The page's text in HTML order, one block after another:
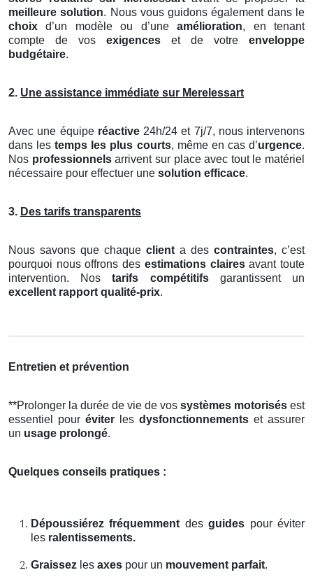
meilleure solution. Nous vous guidons également dans le
choix d’un modèle ou d’uneamélioration, en tenant
compte de vos exigences et de votre enveloppe
budgétaire.
2. Une assistance immédiate sur Merelessart
Avec une équipe réactive24h/24 et 7j/7, nous intervenons
dans lestemps les plus courts, même en cas d’urgence.
Nos professionnelsarrivent sur place avec tout le matériel
nécessaire pour effectuer une solution efficace.
3. Des tarifs transparents
Nous savons que chaque client a des contraintes, c’est
pourquoi nous offrons des estimations clairesavant toute
intervention. Nostarifs compétitifsgarantissent un
excellent rapport qualité-prix.
Entretien et prévention
**Prolonger la durée de vie de vos systèmes motorisés est
essentiel pour éviter les dysfonctionnements et assurer
un usage prolongé.
Quelques conseils pratiques :
Dépoussiérez fréquemment desguides pour éviter
les ralentissements.
Graissez les axes pour un mouvement parfait.